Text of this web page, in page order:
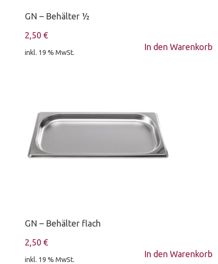
GN – Behälter ½
2,50€
inkl. 19 % MwSt.
In den Warenkorb
GN – Behälter flach
2,50€
inkl. 19 % MwSt.
In den Warenkorb